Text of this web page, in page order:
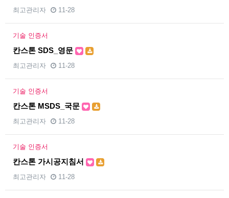
최고관리자 11-28
기술 인증서
칸스톤 SDS_영문
최고관리자 11-28
기술 인증서
칸스톤 MSDS_국문
최고관리자 11-28
기술 인증서
칸스톤 가시공지침서
최고관리자 11-28